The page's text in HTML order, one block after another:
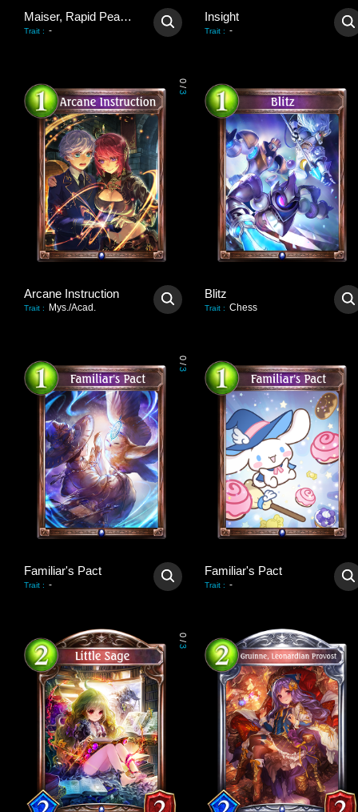
Maiser, Rapid Peacekeeper
Trait : -
Insight
Trait : -
0
/
3
Arcane Instruction
Trait : Mys./Acad.
Blitz
Trait : Chess
0
/
3
Familiar's Pact
Trait : -
Familiar's Pact
Trait : -
0
/
3